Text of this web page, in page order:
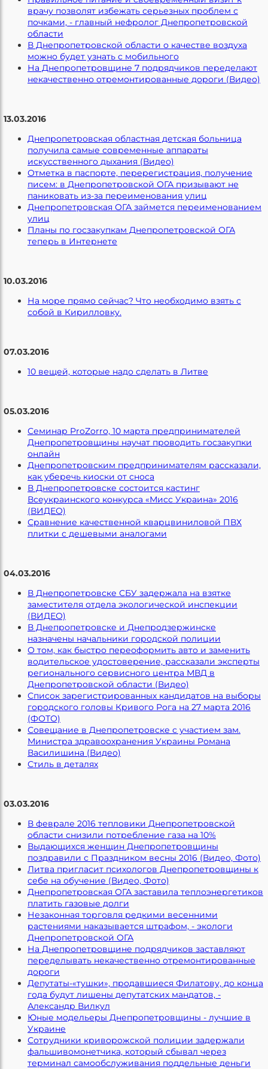
врачу позволят избежать серьезных проблем с
почками, - главный нефролог Днепропетровской
области
В Днепропетровской области о качестве воздуха
можно будет узнать с мобильного
На Днепропетровщине 7 подрядчиков переделают
некачественно отремонтированные дороги (Видео)
13.03.2016
Днепропетровская областная детская больница
получила самые современные аппараты
искусственного дыхания (Видео)
Отметка в паспорте, перерегистрация, получение
писем: в Днепропетровской ОГА призывают не
паниковать из-за переименования улиц
Днепропетровская ОГА займется переименованием
улиц
Планы по госзакупкам Днепропетровской ОГА
теперь в Интернете
10.03.2016
На море прямо сейчас? Что необходимо взять с
собой в Кирилловку.
07.03.2016
10 вещей, которые надо сделать в Литве
05.03.2016
Семинар ProZorro, 10 марта предпринимателей
Днепропетровщины научат проводить госзакупки
онлайн
Днепропетровским предпринимателям рассказали,
как уберечь киоски от сноса
В Днепропетровске состоится кастинг
Всеукраинского конкурса «Мисс Украина» 2016
(ВИДЕО)
Сравнение качественной кварцвиниловой ПВХ
плитки с дешевыми аналогами
04.03.2016
В Днепропетровске СБУ задержала на взятке
заместителя отдела экологической инспекции
(ВИДЕО)
В Днепропетровске и Днепродзержинске
назначены начальники городской полиции
О том, как быстро переоформить авто и заменить
водительское удостоверение, рассказали эксперты
регионального сервисного центра МВД в
Днепропетровской области (Видео)
Список зарегистрированных кандидатов на выборы
городского головы Кривого Рога на 27 марта 2016
(ФОТО)
Совещание в Днепропетровске с участием зам.
Министра здравоохранения Украины Романа
Василишина (Видео)
Стиль в деталях
03.03.2016
В феврале 2016 тепловики Днепропетровской
области снизили потребление газа на 10%
Выдающихся женщин Днепропетровщины
поздравили с Праздником весны 2016 (Видео, Фото)
Литва пригласит психологов Днепропетровщины к
себе на обучение (Видео, Фото)
Днепропетровская ОГА заставила теплоэнергетиков
платить газовые долги
Незаконная торговля редкими весенними
растениями наказывается штрафом, - экологи
Днепропетровской ОГА
На Днепропетровщине подрядчиков заставляют
переделывать некачественно отремонтированные
дороги
Депутаты-«тушки», продавшиеся Филатову, до конца
года будут лишены депутатских мандатов, -
Александр Вилкул
Юные модельеры Днепропетровщины - лучшие в
Украине
Сотрудники криворожской полиции задержали
фальшивомонетчика, который сбывал через
терминал самообслуживания поддельные деньги